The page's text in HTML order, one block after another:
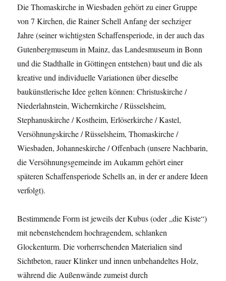
Die Thomaskirche in Wiesbaden gehört zu einer Gruppe
von 7 Kirchen, die Rainer Schell Anfang der sechziger
Jahre (seiner wichtigsten Schaffensperiode, in der auch das
Gutenbergmuseum in Mainz, das Landesmuseum in Bonn
und die Stadthalle in Göttingen entstehen) baut und die als
kreative und individuelle Variationen über dieselbe
baukünstlerische Idee gelten können: Christuskirche /
Niederlahnstein, Wichernkirche / Rüsselsheim,
Stephanuskirche / Kostheim, Erlöserkirche / Kastel,
Versöhnungskirche / Rüsselsheim, Thomaskirche /
Wiesbaden, Johanneskirche / Offenbach (unsere Nachbarin,
die Versöhnungsgemeinde im Aukamm gehört einer
späteren Schaffensperiode Schells an, in der er andere Ideen
verfolgt).
Bestimmende Form ist jeweils der Kubus (oder „die Kiste“)
mit nebenstehendem hochragendem, schlanken
Glockenturm. Die vorherrschenden Materialien sind
Sichtbeton, rauer Klinker und innen unbehandeltes Holz,
während die Außenwände zumeist durch